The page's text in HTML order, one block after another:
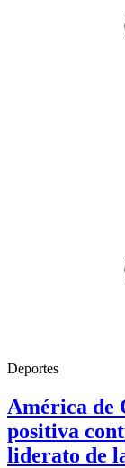
Deportes
América de
positiva
liderato de